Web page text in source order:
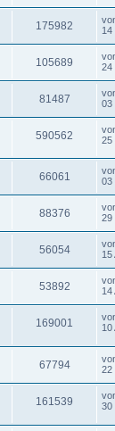
175982
14
105689
24
81487
03
590562
25
66061
03
88376
29
56054
15
53892
14
169001
10
67794
22
161539
30